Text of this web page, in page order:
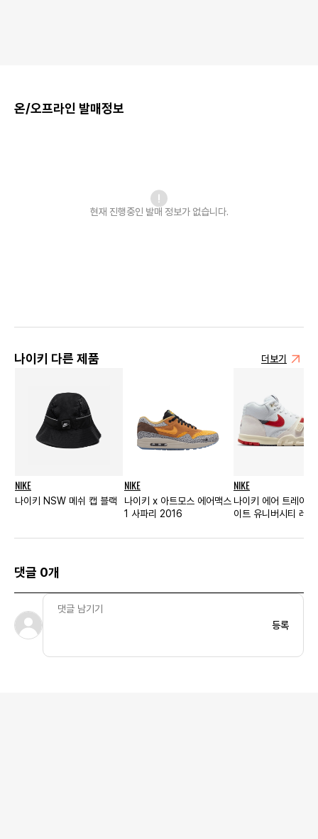
온/오프라인 발매정보
현재 진행중인 발매 정보가 없습니다.
나이키 다른 제품 더보기
NIKE
나이키 NSW 메쉬 캡 블랙
NIKE
나이키 x 아트모스 에어맥스
1 사파리 2016
NIKE
나이키 에어 트레이
이트 유니버시티 레드
댓글 0개
등록